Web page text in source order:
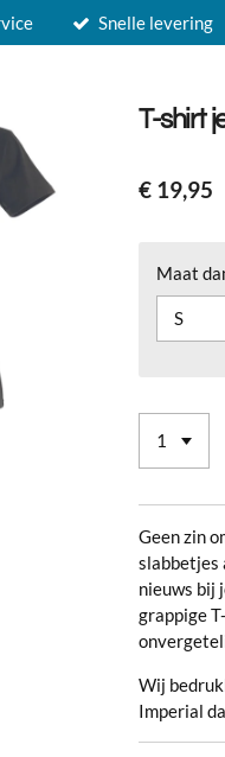
Snelle levering
T-shirt
€ 19,95
Maat
Geen zin
slabbetjes
nieuws bij
grappige
Wij
Imperial